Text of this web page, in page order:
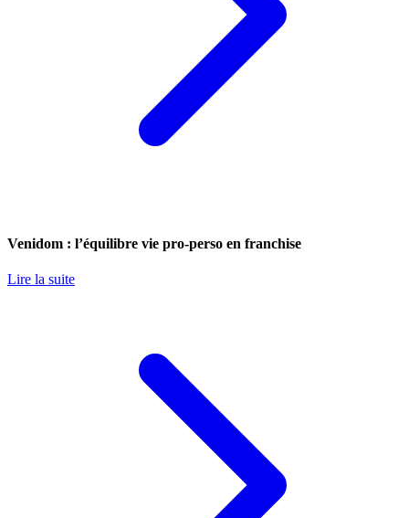
Venidom : l’équilibre vie pro-perso en franchise
Lire la suite